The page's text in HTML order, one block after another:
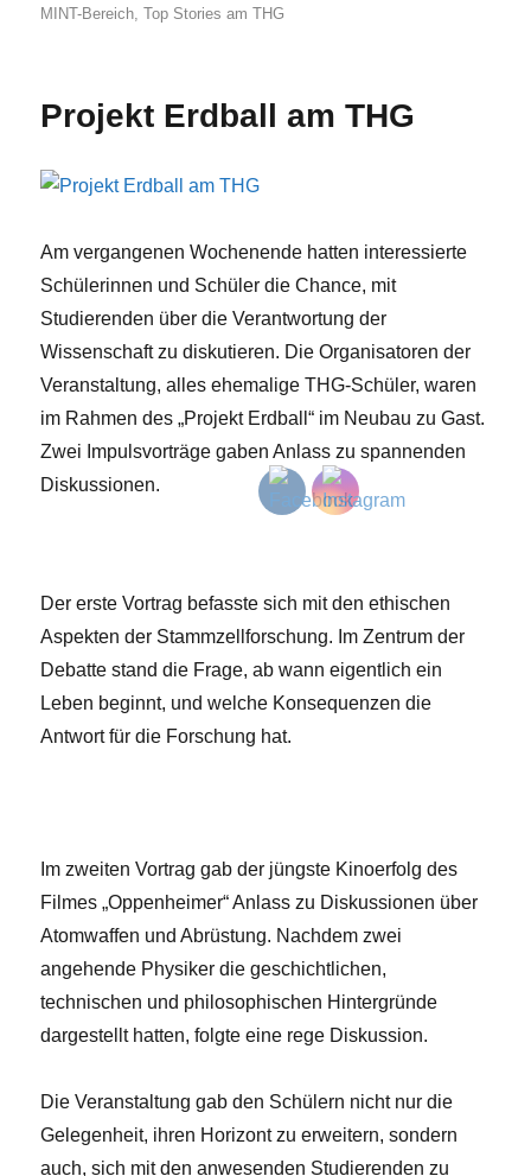
am
MINT-Bereich,Top Stories am THG
Projekt Erdball am THG
Am vergangenen Wochenende hatten interessierte
Schülerinnen und Schüler die Chance, mit
Studierenden über die Verantwortung der
Wissenschaft zu diskutieren. Die Organisatoren der
Veranstaltung, alles ehemalige THG-Schüler, waren
im Rahmen des „Projekt Erdball“ im Neubau zu Gast.
Zwei Impulsvorträge gaben Anlass zu spannenden
Diskussionen.
Der erste Vortrag befasste sich mit den ethischen
Aspekten der Stammzellforschung. Im Zentrum der
Debatte stand die Frage, ab wann eigentlich ein
Leben beginnt, und welche Konsequenzen die
Antwort für die Forschung hat.
Im zweiten Vortrag gab der jüngste Kinoerfolg des
Filmes „Oppenheimer“ Anlass zu Diskussionen über
Atomwaffen und Abrüstung. Nachdem zwei
angehende Physiker die geschichtlichen,
technischen und philosophischen Hintergründe
dargestellt hatten, folgte eine rege Diskussion.
Die Veranstaltung gab den Schülern nicht nur die
Gelegenheit, ihren Horizont zu erweitern, sondern
auch, sich mit den anwesenden Studierenden zu